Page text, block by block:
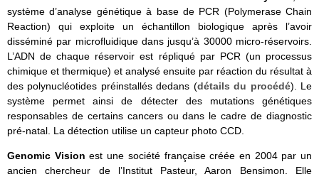
système d’analyse génétique à base de PCR (Polymerase Chain
Reaction) qui exploite un échantillon biologique après l’avoir
disséminé par microfluidique dans jusqu’à 30000 micro-réservoirs.
L’ADN de chaque réservoir est répliqué par PCR (un processus
chimique et thermique) et analysé ensuite par réaction du résultat à
des polynucléotides préinstallés dedans (détails du procédé). Le
système permet ainsi de détecter des mutations génétiques
responsables de certains cancers ou dans le cadre de diagnostic
pré-natal. La détection utilise un capteur photo CCD.
Genomic Visionest une société française créée en 2004 par un
ancien chercheur de l’Institut Pasteur, Aaron Bensimon. Elle